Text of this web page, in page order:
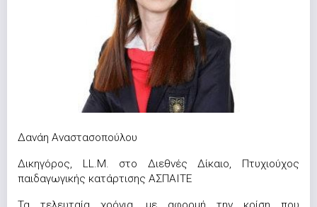
Δανάη Αναστασοπούλου
Δικηγόρος, LL.M. στο Διεθνές Δίκαιο, Πτυχιούχος
παιδαγωγικής κατάρτισης ΑΣΠΑΙΤΕ